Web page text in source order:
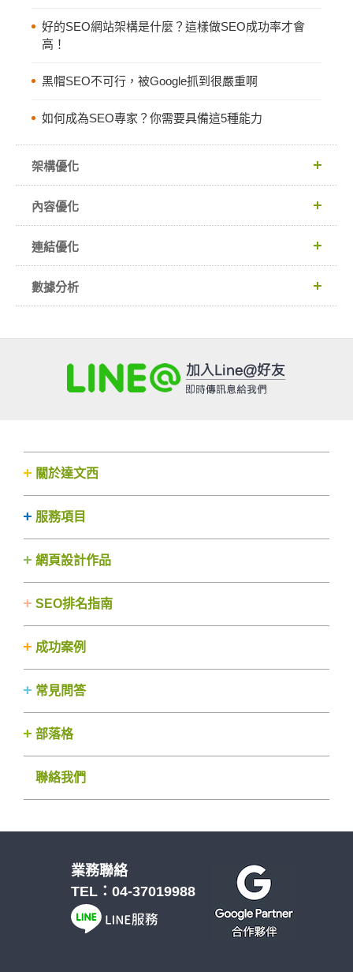
好的SEO網站架構是什麼？這樣做SEO成功率才會
高！
黑帽SEO不可行，被Google抓到很嚴重啊
如何成為SEO專家？你需要具備這5種能力
架構優化
內容優化
連結優化
數據分析
關於達文西
服務項目
網頁設計作品
SEO排名指南
成功案例
常見問答
部落格
聯絡我們
業務聯絡
TEL： 04-37019988